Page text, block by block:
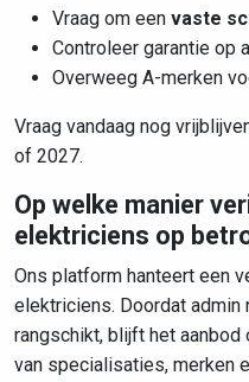
Vraag om een vaste
Controleer garantie op
Overweeg A-merken
Vraag vandaag nog
of 2027.
Op welke manier
elektriciens op
Ons platform hanteert een
elektriciens. Doordat
rangschikt, blijft het
van specialisaties, merken